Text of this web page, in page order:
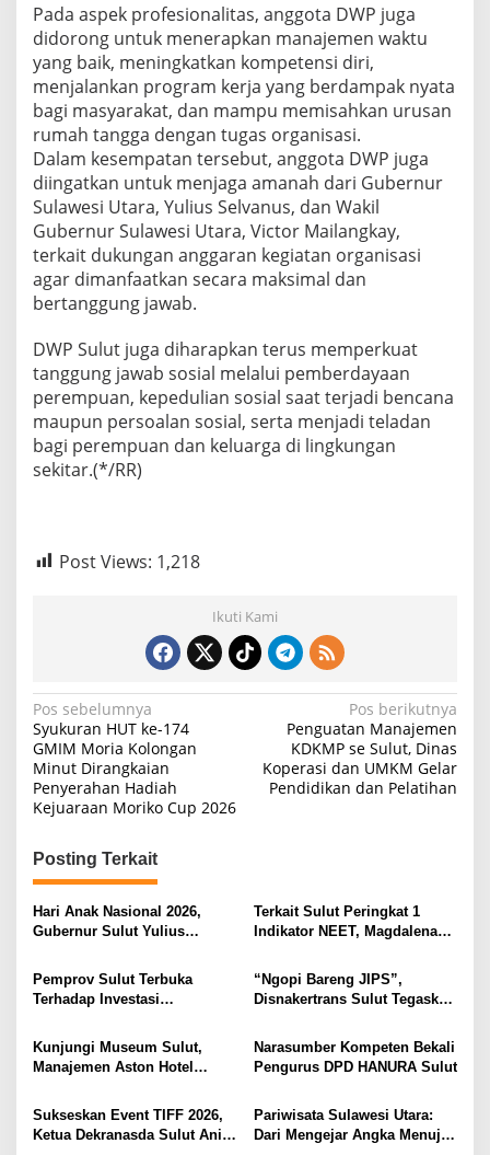
Pada aspek profesionalitas, anggota DWP juga
didorong untuk menerapkan manajemen waktu
yang baik, meningkatkan kompetensi diri,
menjalankan program kerja yang berdampak nyata
bagi masyarakat, dan mampu memisahkan urusan
rumah tangga dengan tugas organisasi.
Dalam kesempatan tersebut, anggota DWP juga
diingatkan untuk menjaga amanah dari Gubernur
Sulawesi Utara, Yulius Selvanus, dan Wakil
Gubernur Sulawesi Utara, Victor Mailangkay,
terkait dukungan anggaran kegiatan organisasi
agar dimanfaatkan secara maksimal dan
bertanggung jawab.
DWP Sulut juga diharapkan terus memperkuat
tanggung jawab sosial melalui pemberdayaan
perempuan, kepedulian sosial saat terjadi bencana
maupun persoalan sosial, serta menjadi teladan
bagi perempuan dan keluarga di lingkungan
sekitar.(*/RR)
Post Views: 1,218
Ikuti Kami
N
a
v
i
a
s
i
o
Pos sebelumnya
Syukuran HUT ke-174
GMIM Moria Kolongan
Minut Dirangkaian
Penyerahan Hadiah
Kejuaraan Moriko Cup 2026
Pos berikutnya
Penguatan Manajemen
KDKMP se Sulut, Dinas
Koperasi dan UMKM Gelar
Pendidikan dan Pelatihan
Posting Terkait
Hari Anak Nasional 2026,
Gubernur Sulut Yulius
Ruang Aman Bagi Anak, di
Lingkungan Fisik Maupun di
Ruang Digital
Terkait Sulut Peringkat 1
Indikator NEET, Magdalena
Secara Proposional, Agar
Tidak Timbul Persepsi Keliru
Pemprov Sulut Terbuka
Terhadap Investasi
“Ngopi Bareng JIPS”,
Disnakertrans Sulut Tegaskan
Pekerja dari Ancaman PHK
Kunjungi Museum Sulut,
Manajemen Aston Hotel
Kebudayaan Ke Wisatawan
Narasumber Kompeten Bekali
Pengurus DPD HANURA Sulut
Sukseskan Event TIFF 2026,
Ketua Dekranasda Sulut Anik
Pariwisata Sulawesi Utara:
Dari Mengejar Angka Menuju